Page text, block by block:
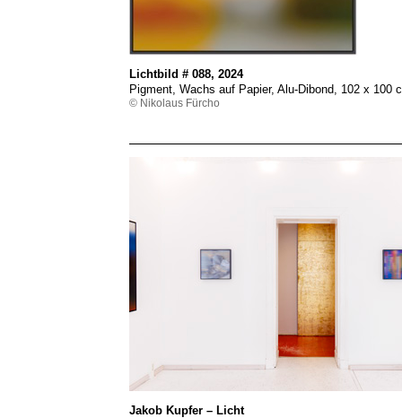
Lichtbild # 088, 2024
Pigment, Wachs auf Papier, Alu-Dibond, 102 x 100
© Nikolaus Fürcho
Jakob Kupfer – Licht